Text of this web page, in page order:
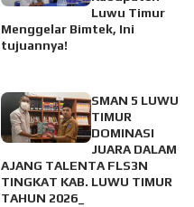
Luwu Timur
Menggelar Bimtek, Ini
tujuannya!
SMAN 5 LUWU
TIMUR
DOMINASI
JUARA DALAM
AJANG TALENTA FLS3N
TINGKAT KAB. LUWU TIMUR
TAHUN 2026_